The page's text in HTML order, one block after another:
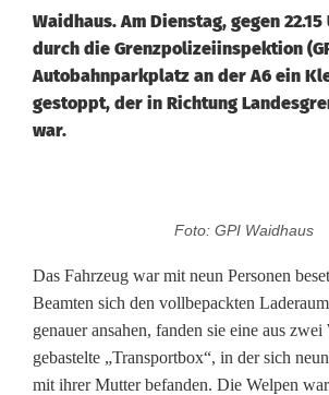
Waidhaus. Am Dienstag, gegen
durch die Grenzpolizeiinspektion
Autobahnparkplatz an der A6 ein
gestoppt, der in Richtung
war.
l
p
e
Foto: GPI Waidhaus
Das Fahrzeug war mit neun Personen
Beamten sich den vollbepackten
genauer ansahen, fanden sie eine aus zwei
gebastelte „Transportbox“, in der sich
mit ihrer Mutter befanden. Die Welpen